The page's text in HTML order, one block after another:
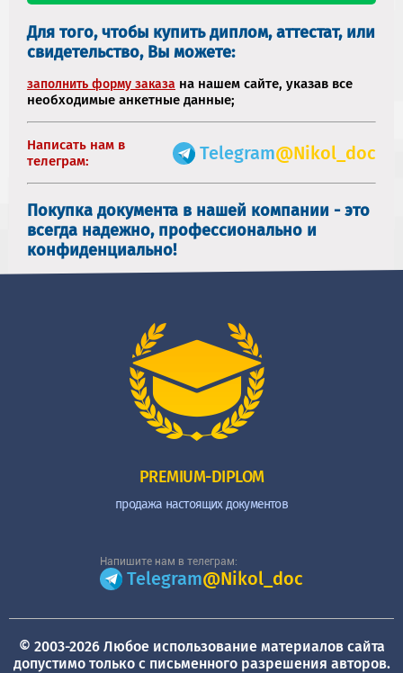
Для того, чтобы купить диплом, аттестат, или
свидетельство, Вы можете:
заполнить форму заказа на нашем сайте, указав все
необходимые анкетные данные;
Написать нам в
телеграм:
Telegram@Nikol_doc
Покупка документа в нашей компании - это
всегда надежно, профессионально и
конфиденциально!
PREMIUM-DIPLOM
продажа настоящих документов
Напишите нам в телеграм:
Telegram@Nikol_doc
© 2003-2026 Любое использование материалов сайта
допустимо только с письменного разрешения авторов.